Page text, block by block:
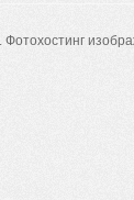
Фотохостинг